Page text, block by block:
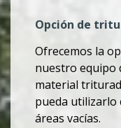
Opción de
Ofrecemos la
nuestro equipo
material
pueda utilizarlo
áreas vacías.